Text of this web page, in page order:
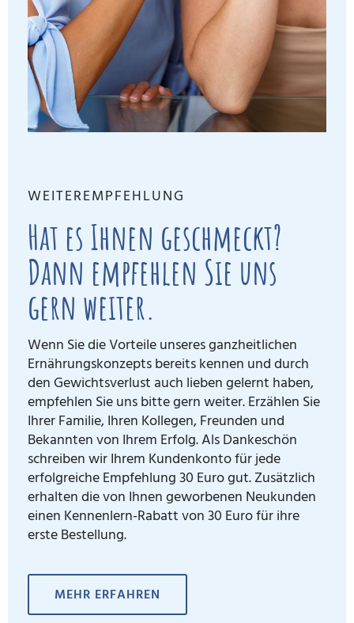
WEITEREMPFEHLUNG
Hat es Ihnen geschmeckt?
Dann empfehlen Sie uns
gern weiter.
Wenn Sie die Vorteile unseres ganzheitlichen
Ernährungskonzepts bereits kennen und durch
den Gewichtsverlust auch lieben gelernt haben,
empfehlen Sie uns bitte gern weiter. Erzählen Sie
Ihrer Familie, Ihren Kollegen, Freunden und
Bekannten von Ihrem Erfolg. Als Dankeschön
schreiben wir Ihrem Kundenkonto für jede
erfolgreiche Empfehlung 30 Euro gut. Zusätzlich
erhalten die von Ihnen geworbenen Neukunden
einen Kennenlern-Rabatt von 30 Euro für ihre
erste Bestellung.
MEHR ERFAHREN